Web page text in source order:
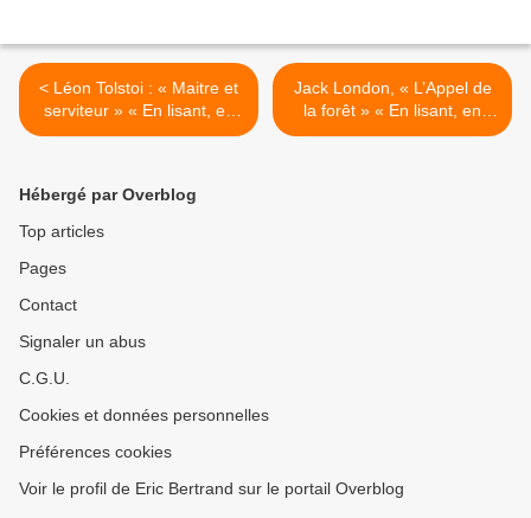
< Léon Tolstoi : « Maitre et
serviteur » « En lisant, en
écrivant »… (Dosette de
Jack London, « L’Appel de
la forêt » « En lisant, en
écrivant »… (Dosette de
Hébergé par Overblog
Top articles
Pages
Contact
Signaler un abus
C.G.U.
Cookies et données personnelles
Préférences cookies
Voir le profil de Eric Bertrand sur le portail Overblog